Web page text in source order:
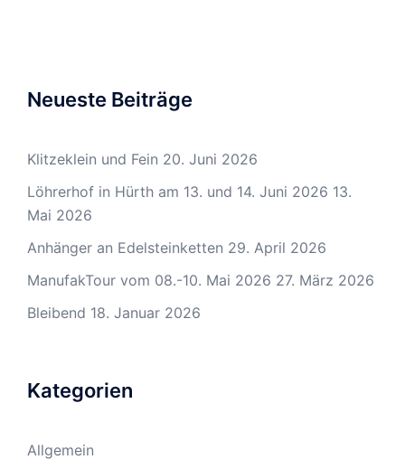
Neueste Beiträge
Klitzeklein und Fein 20. Juni 2026
Löhrerhof in Hürth am 13. und 14. Juni 2026 13.
Mai 2026
Anhänger an Edelsteinketten 29. April 2026
ManufakTour vom 08.-10. Mai 2026 27. März 2026
Bleibend 18. Januar 2026
Kategorien
Allgemein